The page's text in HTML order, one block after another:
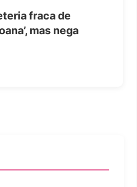
fraca de
mas nega